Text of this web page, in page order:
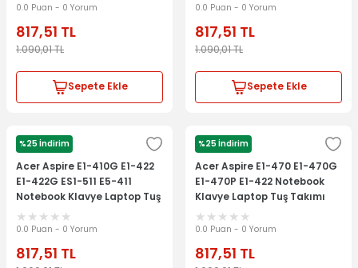
0.0 Puan - 0 Yorum
817,51 TL
1.090,01TL
Sepete Ekle
0.0 Puan - 0 Yorum
817,51 TL
1.090,01TL
Sepete Ekle
%25 İndirim
ACER
Acer Aspire E1-410G E1-422
E1-422G ES1-511 E5-411
Notebook Klavye Laptop Tuş
Takımı
0.0 Puan - 0 Yorum
817,51 TL
%25 İndirim
ACER
Acer Aspire E1-470 E1-470G
E1-470P E1-422 Notebook
Klavye Laptop Tuş Takımı
0.0 Puan - 0 Yorum
817,51 TL